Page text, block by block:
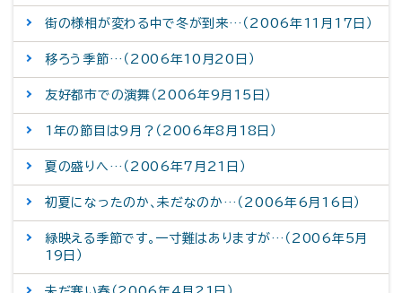
街の様相が変わる中で冬が到来…（2006年11月17日）
移ろう季節…（2006年10月20日）
友好都市での演舞（2006年9月15日）
1年の節目は9月？（2006年8月18日）
夏の盛りへ…（2006年7月21日）
初夏になったのか、未だなのか…（2006年6月16日）
緑映える季節です。一寸難はありますが…（2006年5月
19日）